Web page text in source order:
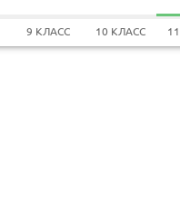
9 КЛАСС 10 КЛАСС